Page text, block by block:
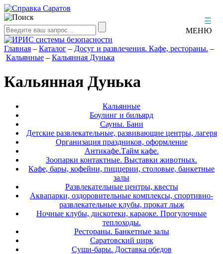
☰
МЕНЮ
Главная – Каталог – Досуг и развлечения. Кафе, рестораны. –
Кальянные – Кальянная Дунька
Кальянная Дунька
Кальянные
Боулинг и бильярд
Сауны. Бани
Детские развлекательные, развивающие центры, лагеря
Организация праздников, оформление
Антикафе.Тайм кафе.
Зоопарки контактные. Выставки животных.
Кафе, бары, кофейни, пиццерии, столовые, банкетные
залы
Развлекательные центры, квесты
Аквапарки, оздоровительные комплексы, спортивно-
развлекательные клубы, прокат лыж
Ночные клубы, дискотеки, караоке. Прогулочные
теплоходы.
Рестораны. Банкетные залы
Саратовский цирк
Суши-бары. Доставка обедов